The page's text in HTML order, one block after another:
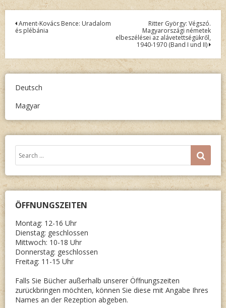
Post
navigation
Ament-Kovács Bence: Uradalom
és plébánia
Ritter György: Végszó.
Magyarországi németek
elbeszélései az alávetettségükről,
1940-1970 (Band I und II)
Deutsch
Magyar
Search
for:
ÖFFNUNGSZEITEN
Montag: 12-16 Uhr
Dienstag: geschlossen
Mittwoch: 10-18 Uhr
Donnerstag: geschlossen
Freitag: 11-15 Uhr
Falls Sie Bücher außerhalb unserer Öffnungszeiten
zurückbringen möchten, können Sie diese mit Angabe Ihres
Names an der Rezeption abgeben.